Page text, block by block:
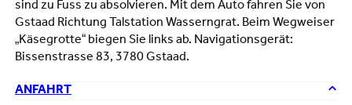
sind zu Fuss zu absolvieren. Mit dem Auto fahren Sie von
Gstaad Richtung Talstation Wasserngrat. Beim Wegweiser
„Käsegrotte“ biegen Sie links ab. Navigationsgerät:
Bissenstrasse 83, 3780 Gstaad.
ANFAHRT